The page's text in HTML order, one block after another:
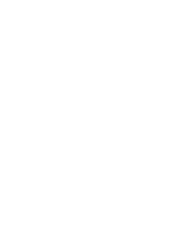
DERARTIGER WERBUNG
WERDEN IHRE
NACH ART. 21 ABS. 2 DSGVO).
Aufsichtsbehörde,
Das Beschwerderecht besteht
automatisiert verarbeiten,
der Daten an einen